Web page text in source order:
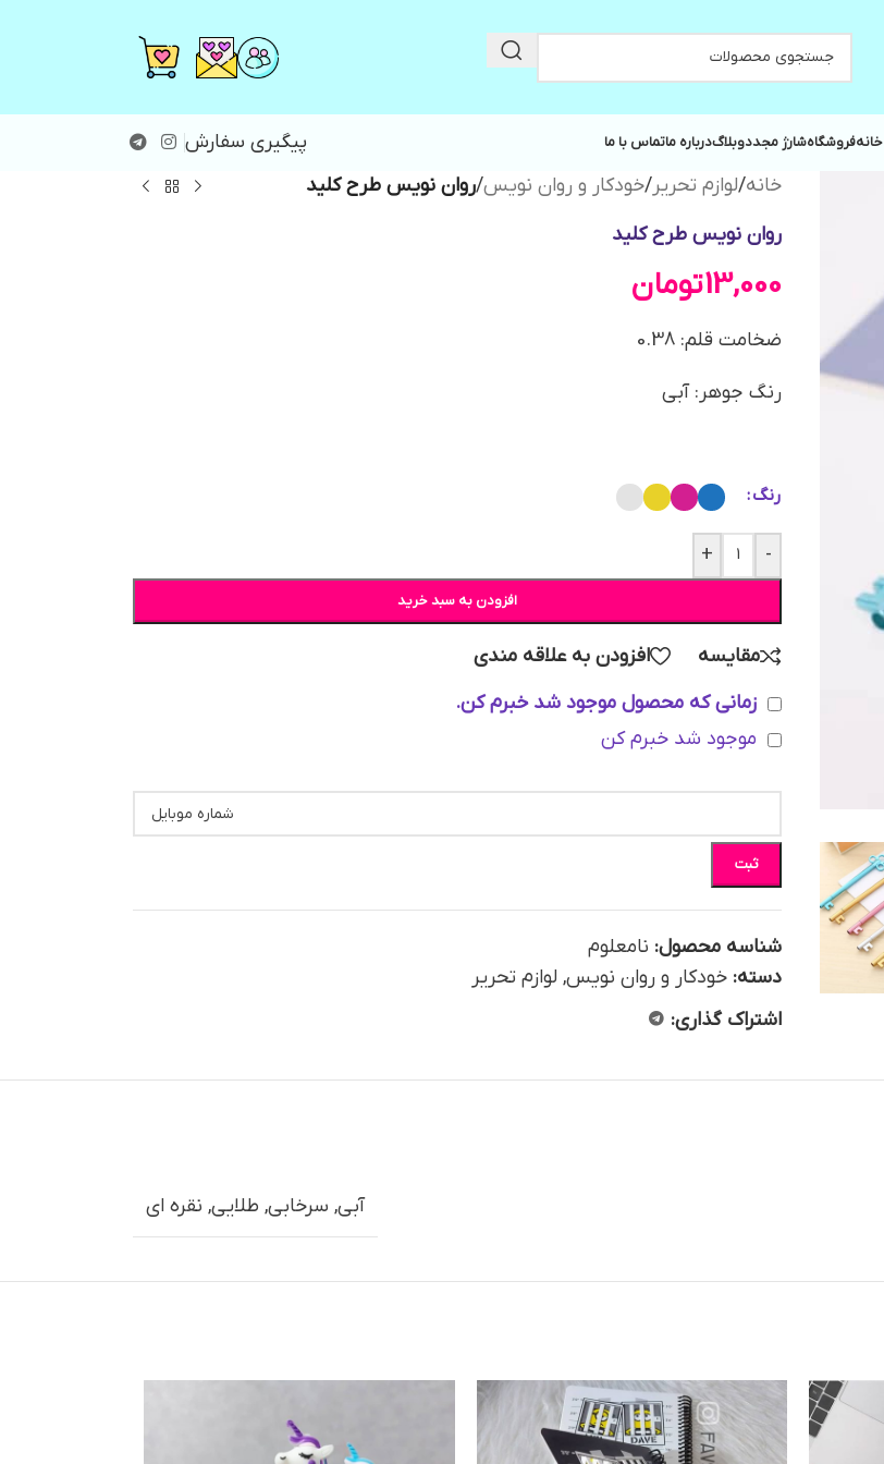
خانهفروشگاهشارژ مجددوبلاگدرباره ماتماس با ما پیگیری سفارش
خانه/لوازم تحریر/خودکار و روان نویس/روان نویس طرح کلید
روان نویس طرح کلید
13,000تومان
ضخامت قلم: 0.38
رنگ جوهر: آبی
رنگ
-
+
افزودن به سبد خرید
مقایسه
افزودن به علاقه مندی
زمانی که محصول موجود شد خبرم کن.
موجود شد خبرم کن
ثبت
شناسه محصول: نامعلوم
دسته: خودکار و روان نویس, لوازم تحریر
اشتراک گذاری:
آبی, سرخابي, طلایی, نقره ای